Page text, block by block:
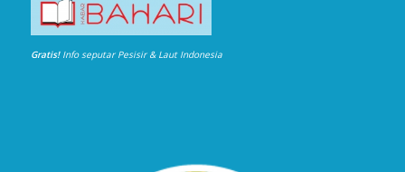
Gratis! Info seputar Pesisir & Laut Indonesia